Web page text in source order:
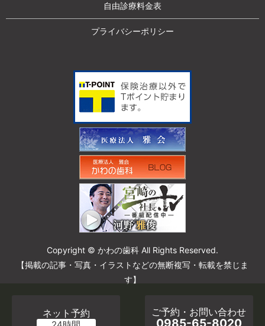
自由診療料金表
プライバシーポリシー
ネット予約 ご予約・お問い合わせ
Copyright © かわの歯科 All Rights Reserved.
【掲載の記事・写真・イラストなどの無断複写・転載を禁じま
す】